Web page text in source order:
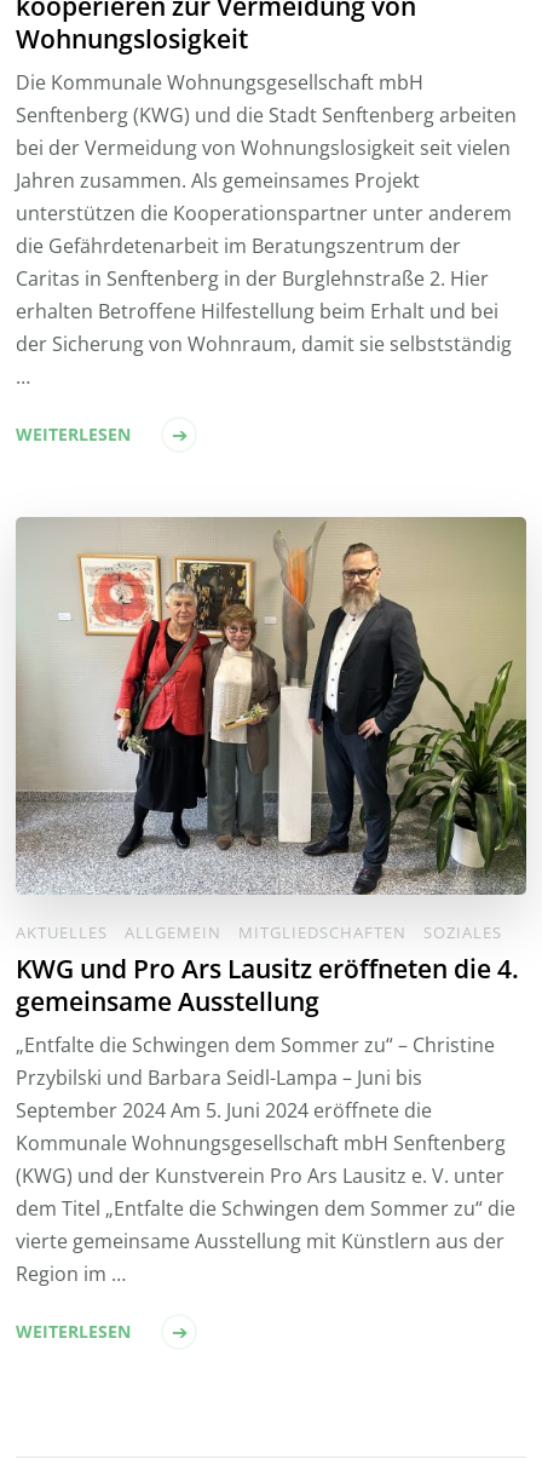
Wohnungslosigkeit
Die Kommunale Wohnungsgesellschaft mbH
Senftenberg (KWG) und die Stadt Senftenberg arbeiten
bei der Vermeidung von Wohnungslosigkeit seit vielen
Jahren zusammen. Als gemeinsames Projekt
unterstützen die Kooperationspartner unter anderem
die Gefährdetenarbeit im Beratungszentrum der
Caritas in Senftenberg in der Burglehnstraße 2. Hier
erhalten Betroffene Hilfestellung beim Erhalt und bei
der Sicherung von Wohnraum, damit sie selbstständig
…
WEITERLESEN
AKTUELLES ALLGEMEIN MITGLIEDSCHAFTEN SOZIALES
KWG und Pro Ars Lausitz eröffneten die 4.
gemeinsame Ausstellung
„Entfalte die Schwingen dem Sommer zu“ – Christine
Przybilski und Barbara Seidl-Lampa – Juni bis
September 2024 Am 5. Juni 2024 eröffnete die
Kommunale Wohnungsgesellschaft mbH Senftenberg
(KWG) und der Kunstverein Pro Ars Lausitz e. V. unter
dem Titel „Entfalte die Schwingen dem Sommer zu“ die
vierte gemeinsame Ausstellung mit Künstlern aus der
Region im …
WEITERLESEN